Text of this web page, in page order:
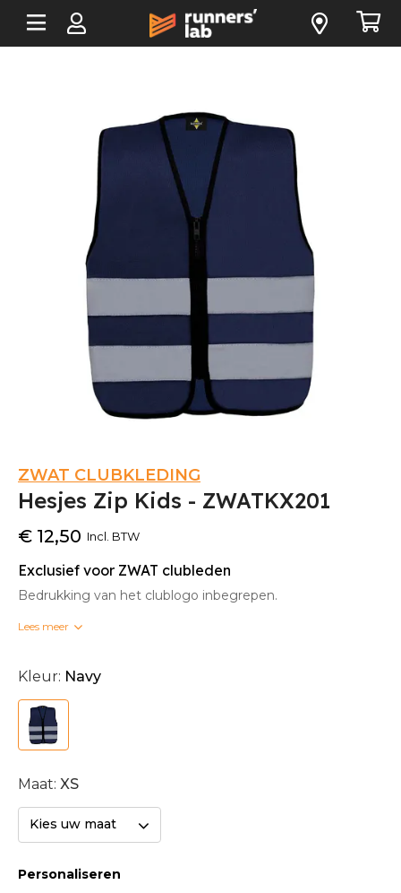
ZWAT CLUBKLEDING
Hesjes Zip Kids - ZWATKX201
€ 12,50 Incl. BTW
Exclusief voor ZWAT clubleden
Bedrukking van het clublogo inbegrepen.
Bedrukte clubkleding kan niet omgeruild worden.
Lees meer
Kleur: Navy
Maat: XS
Kies uw maat
Personaliseren